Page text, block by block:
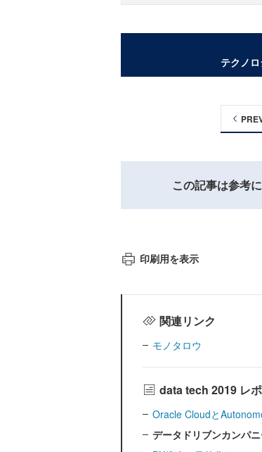
テクノ
この記事は参考
印刷用を表示
関連リンク
モノタロウ
data tech 2019 レ
Oracle Cloudと
データドリブンカンパ